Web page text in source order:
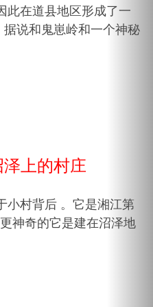
此在道县地区形成了一
说和鬼崽岭和一个神秘
上的村庄
小村背后 。它是湘江第
神奇的它是建在沼泽地